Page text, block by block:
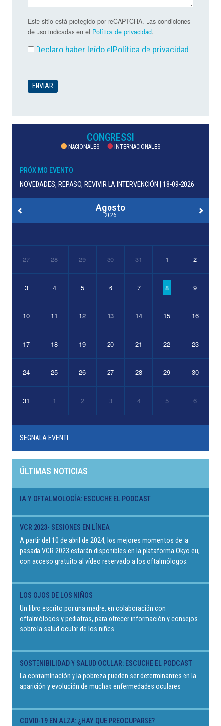
Este sitio está protegido por reCAPTCHA. Las condiciones
de uso indicadas en el Política de privacidad.
Declaro haber leído el Política de privacidad.
CONGRESSI
NACIONALES INTERNACIONALES
PRÓXIMO EVENTO
NOVEDADES, REPASO, REVIVIR LA INTERVENCIÓN | 18-09-2026
Agosto
2026
27 28 29 30 31 1 2
3 4 5 6 7 8 9
10 11 12 13 14 15 16
17 18 19 20 21 22 23
24 25 26 27 28 29 30
31 1 2 3 4 5 6
SEGNALA EVENTI
ÚLTIMAS NOTICIAS
IA Y OFTALMOLOGÍA: ESCUCHE EL PODCAST
VCR 2023- SESIONES EN LÍNEA
A partir del 10 de abril de 2024, los mejores momentos de la
pasada VCR 2023 estarán disponibles en la plataforma Okyo.eu,
con acceso gratuito al vídeo reservado a los oftalmólogos.
LOS OJOS DE LOS NIÑOS
Un libro escrito por una madre, en colaboración con
oftalmólogos y pediatras, para ofrecer información y consejos
sobre la salud ocular de los niños.
SOSTENIBILIDAD Y SALUD OCULAR: ESCUCHE EL PODCAST
La contaminación y la pobreza pueden ser determinantes en la
aparición y evolución de muchas enfermedades oculares
COVID-19 EN ALZA: ¿HAY QUE PREOCUPARSE?